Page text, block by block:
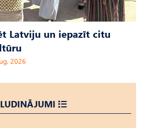
Latviju un iepazīt citu
2026